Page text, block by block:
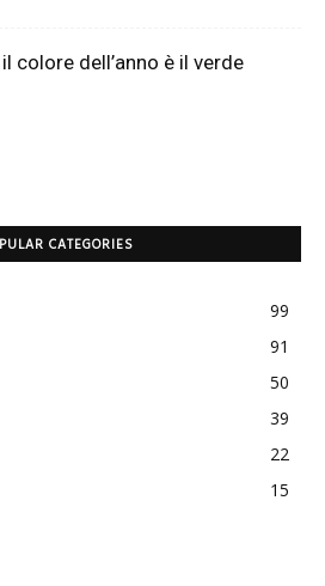
colore dell’anno è il verde
CATEGORIES
99
91
50
39
22
15